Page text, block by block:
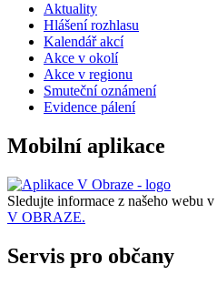
Aktuality
Hlášení rozhlasu
Kalendář akcí
Akce v okolí
Akce v regionu
Smuteční oznámení
Evidence pálení
Mobilní aplikace
Sledujte informace z našeho webu v
V OBRAZE.
Servis pro občany